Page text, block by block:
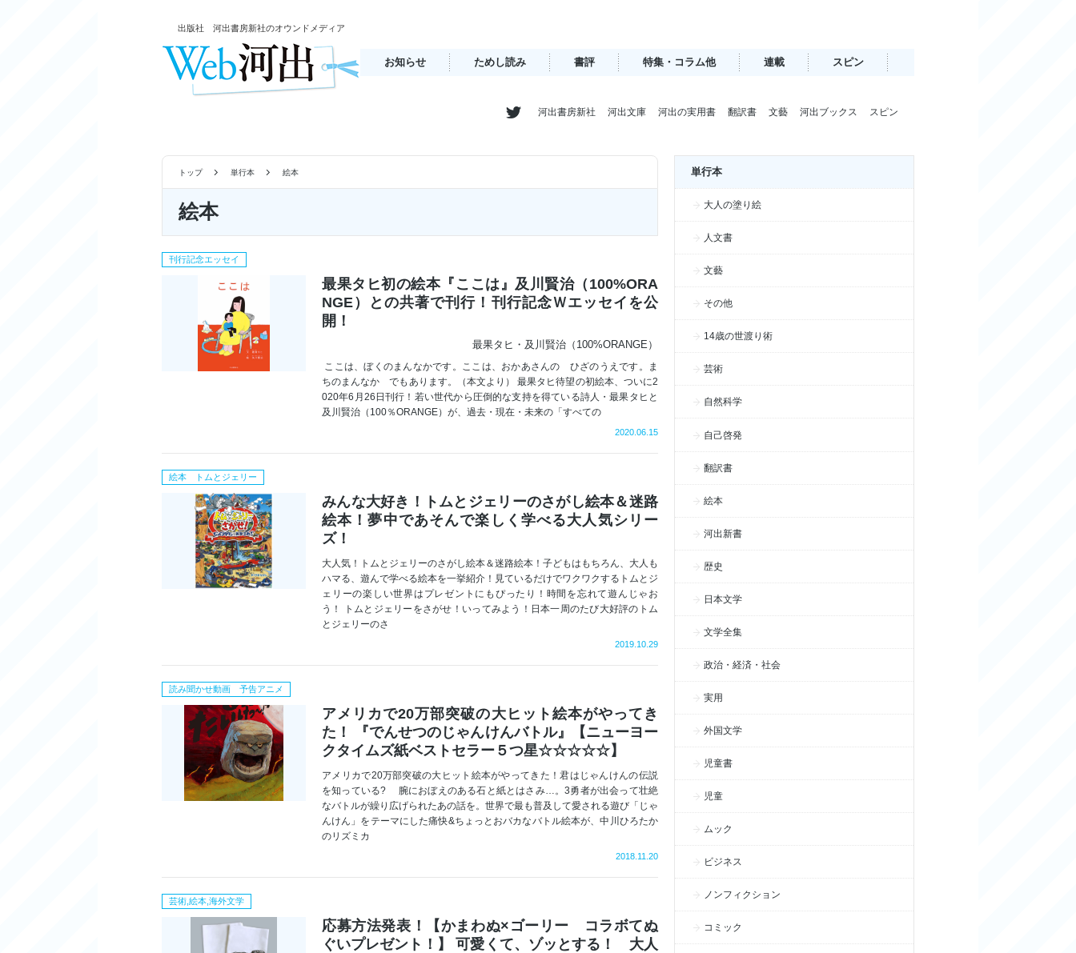
出版社 河出書房新社のオウンドメディア
お知らせ ためし読み 書評 特集・コラム他 連載 スピン
河出書房新社 河出文庫 河出の実用書 翻訳書 文藝 河出ブックス スピン
トップ 単行本 絵本
絵本
刊行記念エッセイ
最果タヒ初の絵本『ここは』及川賢治（100%ORA
NGE）との共著で刊行！刊行記念Ｗエッセイを公
開！
最果タヒ・及川賢治（100%ORANGE）
ここは、ぼくのまんなかです。ここは、おかあさんの ひざのうえです。ま
ちのまんなか でもあります。（本文より） 最果タヒ待望の初絵本、ついに2
020年6月26日刊行！若い世代から圧倒的な支持を得ている詩人・最果タヒと
及川賢治（100％ORANGE）が、過去・現在・未来の「すべての
2020.06.15
絵本 トムとジェリー
みんな大好き！トムとジェリーのさがし絵本＆迷路
絵本！夢中であそんで楽しく学べる大人気シリー
ズ！
大人気！トムとジェリーのさがし絵本＆迷路絵本！子どもはもちろん、大人も
ハマる、遊んで学べる絵本を一挙紹介！見ているだけでワクワクするトムとジ
ェリーの楽しい世界はプレゼントにもぴったり！時間を忘れて遊んじゃお
う！ トムとジェリーをさがせ！いってみよう！日本一周のたび大好評のトム
とジェリーのさ
2019.10.29
読み聞かせ動画 予告アニメ
アメリカで20万部突破の大ヒット絵本がやってき
た！ 『でんせつのじゃんけんバトル』【ニューヨー
クタイムズ紙ベストセラー５つ星☆☆☆☆☆】
アメリカで20万部突破の大ヒット絵本がやってきた！君はじゃんけんの伝説
を知っている? 腕におぼえのある石と紙とはさみ…。3勇者が出会って壮絶
なバトルが繰り広げられたあの話を。世界で最も普及して愛される遊び「じゃ
んけん」をテーマにした痛快&ちょっとおバカなバトル絵本が、中川ひろたか
のリズミカ
2018.11.20
芸術,絵本,海外文学
応募方法発表！【かまわぬ×ゴーリー コラボてぬ
ぐいプレゼント！】 可愛くて、ゾッとする！ 大人
単行本
大人の塗り絵
人文書
文藝
その他
14歳の世渡り術
芸術
自然科学
自己啓発
翻訳書
絵本
河出新書
歴史
日本文学
文学全集
政治・経済・社会
実用
外国文学
児童書
児童
ムック
ビジネス
ノンフィクション
コミック